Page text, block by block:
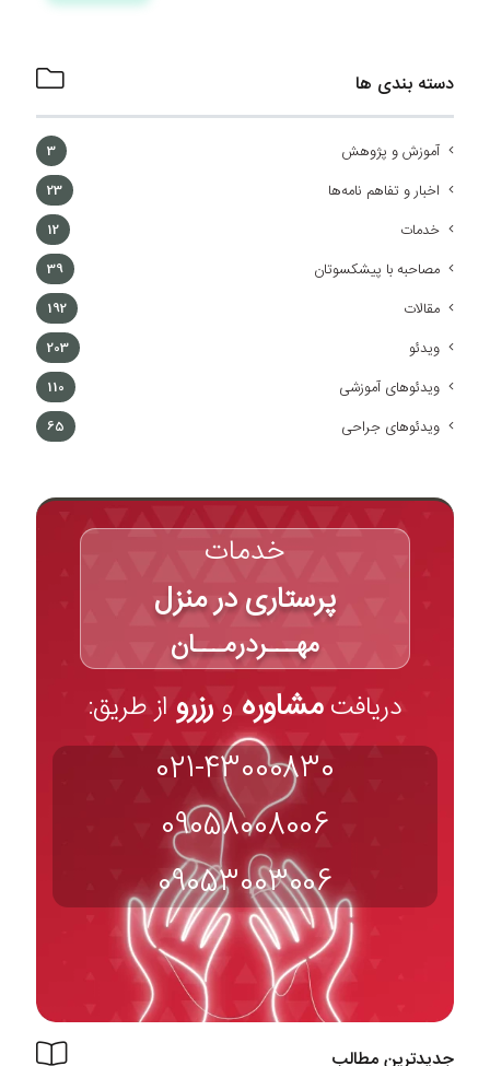
دسته بندی ها
آموزش و پژوهش 3
اخبار و تفاهم نامه‌ها 23
خدمات 12
مصاحبه با پیشکسوتان 39
مقالات 192
ویدئو 203
ویدئوهای آموزشی 110
ویدئوهای جراحی 65
خدمات
پرستاری در منزل
مهـــردرمـــان
دریافتمشاوره و رزرو از طریق:
021-43000830
09058008006
09053003006
جدیدترین مطالب